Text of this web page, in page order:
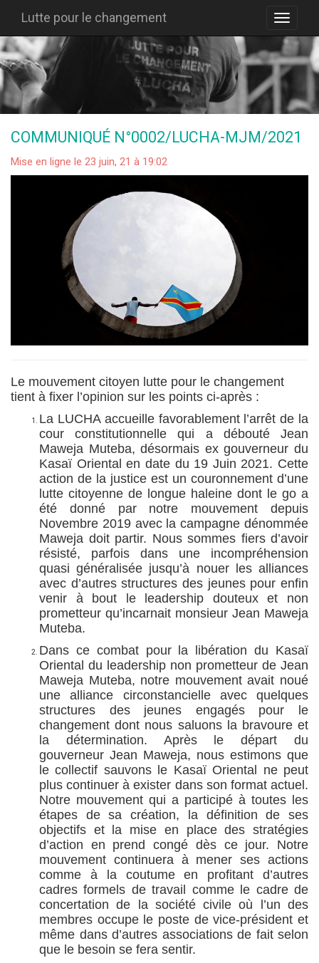
Lutte pour le changement
COMMUNIQUÉ N°0002/LUCHA-MJM/2021
Mise en ligne le 23 juin, 21 à 19:02
Le mouvement citoyen lutte pour le changement
tient à fixer l’opinion sur les points ci-après :
La LUCHA accueille favorablement l’arrêt de la
cour constitutionnelle qui a débouté Jean
Maweja Muteba, désormais ex gouverneur du
Kasaï Oriental en date du 19 Juin 2021. Cette
action de la justice est un couronnement d’une
lutte citoyenne de longue haleine dont le go a
été donné par notre mouvement depuis
Novembre 2019 avec la campagne dénommée
Maweja doit partir. Nous sommes fiers d’avoir
résisté, parfois dans une incompréhension
quasi généralisée jusqu’à nouer les alliances
avec d’autres structures des jeunes pour enfin
venir à bout le leadership douteux et non
prometteur qu’incarnait monsieur Jean Maweja
Muteba.
Dans ce combat pour la libération du Kasaï
Oriental du leadership non prometteur de Jean
Maweja Muteba, notre mouvement avait noué
une alliance circonstancielle avec quelques
structures des jeunes engagés pour le
changement dont nous saluons la bravoure et
la détermination. Après le départ du
gouverneur Jean Maweja, nous estimons que
le collectif sauvons le Kasaï Oriental ne peut
plus continuer à exister dans son format actuel.
Notre mouvement qui a participé à toutes les
étapes de sa création, la définition de ses
objectifs et la mise en place des stratégies
d’action en prend congé dès ce jour. Notre
mouvement continuera à mener ses actions
comme à la coutume en profitant d’autres
cadres formels de travail comme le cadre de
concertation de la société civile où l’un des
membres occupe le poste de vice-président et
même dans d’autres associations de fait selon
que le besoin se fera sentir.